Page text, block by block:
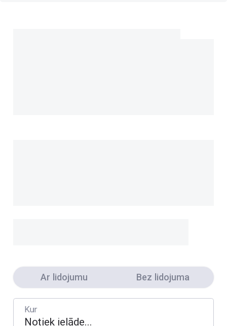
Ar lidojumu Bez lidojuma
Kur